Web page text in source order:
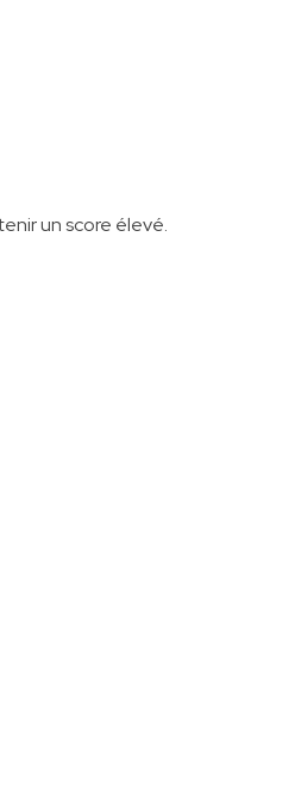
un score élevé.